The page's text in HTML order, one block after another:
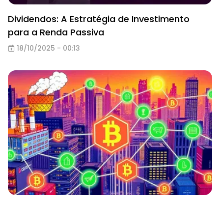
Dividendos: A Estratégia de Investimento
para a Renda Passiva
18/10/2025 - 00:13